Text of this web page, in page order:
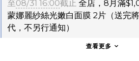
至08/31 16:00截止 全店，8月滿
蒙娜麗紗絲光嫩白面膜 2片（送完
代，不另行通知）
查看更多